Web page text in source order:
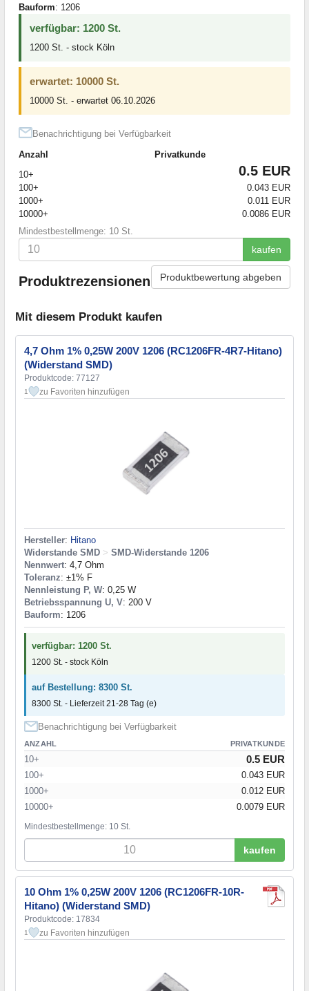
Bauform: 1206
verfügbar: 1200 St.
1200 St. - stock Köln
erwartet: 10000 St.
10000 St. - erwartet 06.10.2026
Benachrichtigung bei Verfügbarkeit
Anzahl
Privatkunde
10+
0.5 EUR
100+
0.043 EUR
1000+
0.011 EUR
10000+
0.0086 EUR
Mindestbestellmenge: 10 St.
kaufen
Produktrezensionen Produktbewertung abgeben
Mit diesem Produkt kaufen
4,7 Ohm 1% 0,25W 200V 1206 (RC1206FR-4R7-Hitano)
(Widerstand SMD)
Produktcode: 77127
1 zu Favoriten hinzufügen
Hersteller: Hitano
Widerstande SMD > SMD-Widerstande 1206
Nennwert: 4,7 Ohm
Toleranz: ±1% F
Nennleistung P, W: 0,25 W
Betriebsspannung U, V: 200 V
Bauform: 1206
verfügbar: 1200 St.
1200 St. - stock Köln
auf Bestellung: 8300 St.
8300 St. - Lieferzeit 21-28 Tag (e)
Benachrichtigung bei Verfügbarkeit
ANZAHL PRIVATKUNDE
10+ 0.5 EUR
100+
0.043 EUR
1000+
0.012 EUR
10000+
0.0079 EUR
Mindestbestellmenge: 10 St.
kaufen
10 Ohm 1% 0,25W 200V 1206 (RC1206FR-10R-
Hitano) (Widerstand SMD)
Produktcode: 17834
1 zu Favoriten hinzufügen